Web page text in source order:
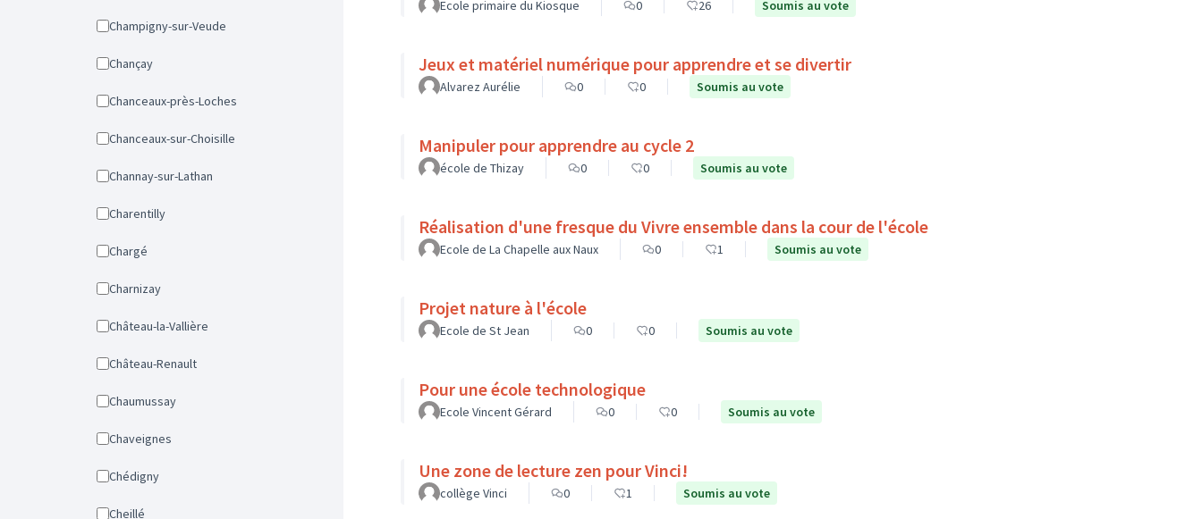
Champigny-sur-Veude
Chançay
Chanceaux-près-Loches
Chanceaux-sur-Choisille
Channay-sur-Lathan
Charentilly
Chargé
Charnizay
Château-la-Vallière
Château-Renault
Chaumussay
Chaveignes
Chédigny
Cheillé
Ecole primaire du Kiosque 0 26 Soumis au vote
Jeux et matériel numérique pour apprendre et se divertir
Alvarez Aurélie 0 0 Soumis au vote
Manipuler pour apprendre au cycle 2
école de Thizay 0 0 Soumis au vote
Réalisation d'une fresque du Vivre ensemble dans la cour de l'école
Ecole de La Chapelle aux Naux 0 1 Soumis au vote
Projet nature à l'école
Ecole de St Jean 0 0 Soumis au vote
Pour une école technologique
Ecole Vincent Gérard 0 0 Soumis au vote
Une zone de lecture zen pour Vinci!
collège Vinci 0 1 Soumis au vote